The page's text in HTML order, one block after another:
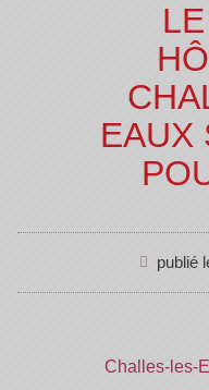
EAUX
publié
Challes-les-